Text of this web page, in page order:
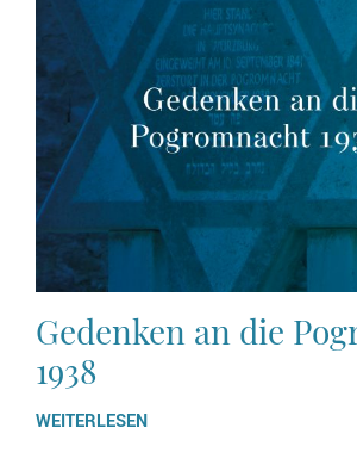
Gedenken an die
1938
WEITERLESEN